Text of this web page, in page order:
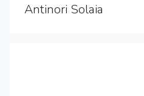
Antinori Solaia